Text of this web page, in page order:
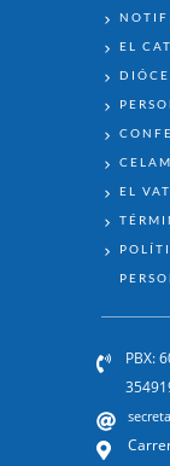
EL
CELAM
EL
PBX: